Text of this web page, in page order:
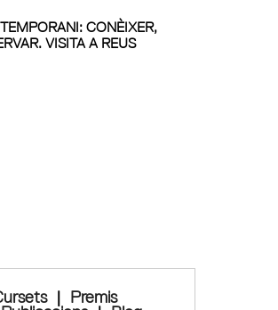
CONÈIXER,
VISITA A REUS
| Premis